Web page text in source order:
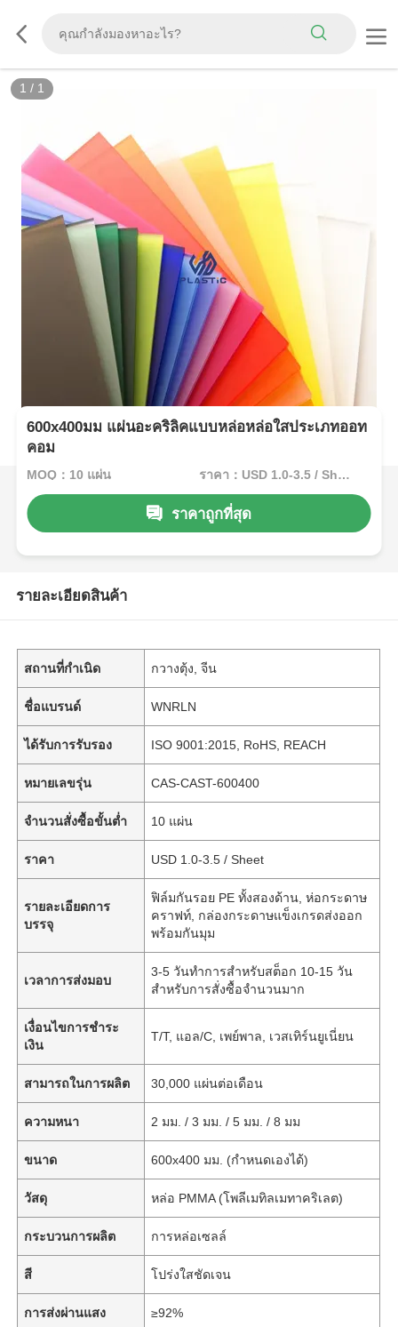
1 / 1
600x400มม แผ่นอะคริลิคแบบหล่อหล่อใสประเภทออท
คอม
MOQ：10 แผ่น ราคา：USD 1.0-3.5 / Sheet
ราคาถูกที่สุด
รายละเอียดสินค้า
สถานที่กำเนิด กวางตุ้ง, จีน
ชื่อแบรนด์ WNRLN
ได้รับการรับรอง ISO 9001:2015, RoHS, REACH
หมายเลขรุ่น CAS-CAST-600400
จำนวนสั่งซื้อขั้นต่ำ 10 แผ่น
ราคา USD 1.0-3.5 / Sheet
รายละเอียดการ
บรรจุ
ฟิล์มกันรอย PE ทั้งสองด้าน, ห่อกระดาษ
คราฟท์, กล่องกระดาษแข็งเกรดส่งออก
พร้อมกันมุม
เวลาการส่งมอบ
3-5 วันทำการสำหรับสต็อก 10-15 วัน
สำหรับการสั่งซื้อจำนวนมาก
เงื่อนไขการชำระ
เงิน
T/T, แอล/C, เพย์พาล, เวสเทิร์นยูเนี่ยน
สามารถในการผลิต 30,000 แผ่นต่อเดือน
ความหนา 2 มม. / 3 มม. / 5 มม. / 8 มม
ขนาด 600x400 มม. (กำหนดเองได้)
วัสดุ หล่อ PMMA (โพลีเมทิลเมทาคริเลต)
กระบวนการผลิต การหล่อเซลล์
สี โปร่งใสชัดเจน
การส่งผ่านแสง ≥92%